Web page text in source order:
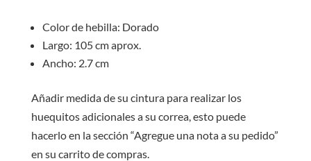
Color de hebilla: Dorado
Largo: 105 cm aprox.
Ancho: 2.7 cm
Añadir medida de su cintura para realizar los
huequitos adicionales a su correa, esto puede
hacerlo en la sección “Agregue una nota a su pedido”
en su carrito de compras.